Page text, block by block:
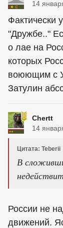
14
Фактически
"Дружбе.."
о лае на
которых
воюющим с
Затулин
Chertt
14
Цитата: Teberii
В
России не
движений.